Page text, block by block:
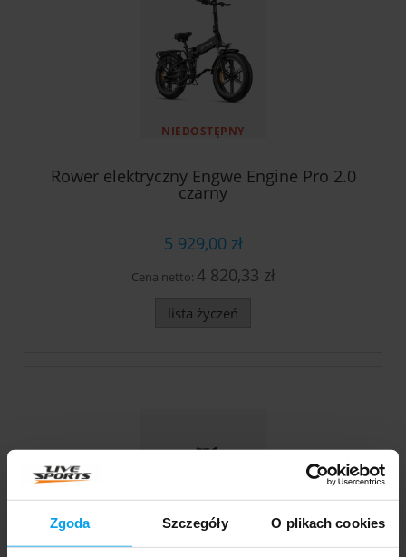
Zgoda Szczegóły O plikach cookies
NIEDOSTĘPNY
Rower elektryczny Engwe Engine Pro 2.0
czarny
5 929,00 zł
Cena netto: 4 820,33 zł
lista życzeń